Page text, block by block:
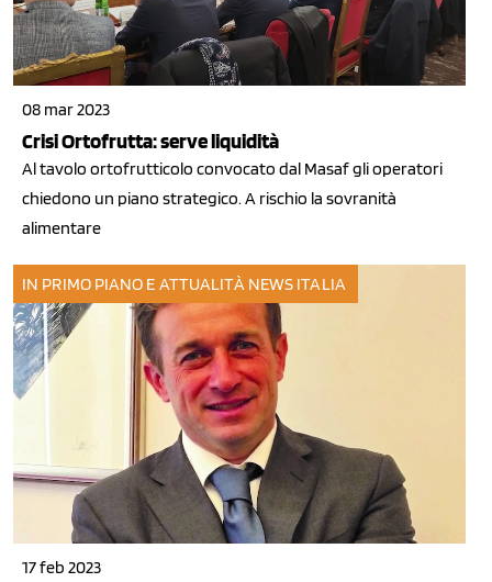
08 mar 2023
Crisi Ortofrutta: serve liquidità
Al tavolo ortofrutticolo convocato dal Masaf gli operatori
chiedono un piano strategico. A rischio la sovranità
alimentare
IN PRIMO PIANO E ATTUALITÀ NEWS ITALIA
17 feb 2023